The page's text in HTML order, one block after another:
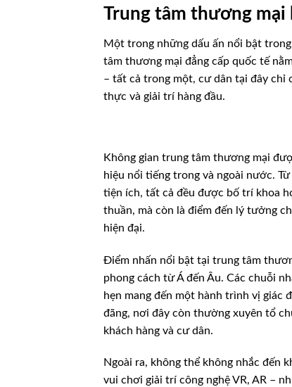
Trung tâm thương
Một trong những dấu ấn nổi bật
tâm thương mại đẳng cấp quốc tế
– tất cả trong một, cư dân tại đây chỉ
thực và giải trí hàng đầu.
Không gian trung tâm thương mại
hiệu nổi tiếng trong và ngoài nước.
tiện ích, tất cả đều được bố trí khoa
thuần, mà còn là điểm đến lý tưởng
hiện đại.
Điểm nhấn nổi bật tại trung tâm
phong cách từ Á đến Âu. Các chuỗi
hẹn mang đến một hành trình vị giác
đãng, nơi đây còn thường xuyên tổ
khách hàng và cư dân.
Ngoài ra, không thể không nhắc đến
vui chơi giải trí công nghệ VR, AR –